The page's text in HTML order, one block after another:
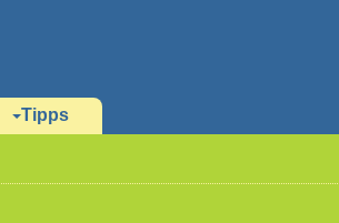
Tipps